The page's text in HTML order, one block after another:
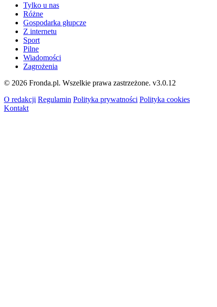
Tylko u nas
Różne
Gospodarka głupcze
Z internetu
Sport
Pilne
Wiadomości
Zagrożenia
© 2026 Fronda.pl. Wszelkie prawa zastrzeżone. v3.0.12
O redakcji Regulamin Polityka prywatności Polityka cookies
Kontakt